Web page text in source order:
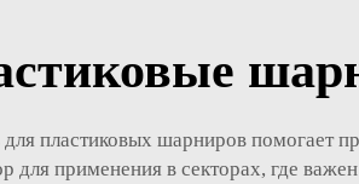
пластиковых шарниров помогает
для применения в секторах, где